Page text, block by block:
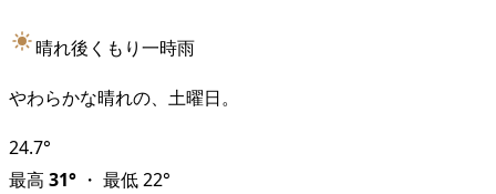
晴れ後くもり一時雨
やわらかな晴れの、土曜日。
24.7°
最高 31° ・ 最低22°